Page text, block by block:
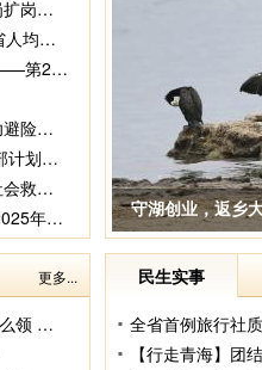
青海四部门联合出台失业保险稳岗扩岗新政
5年攻坚目标确定 至2030年，全省人均预期寿命达到76.8岁
用脚步丈量高原 以智慧点亮未来——第26批来青博士服务团“三进”及服务基层活动综述
化隆谢家滩乡拉扎村滑坡灾害成功避险入选2025年度全国十个成功避险典型案例
青海省2026年大学生志愿服务西部计划志愿者出征仪式举行
省民政厅开展《中华人民共和国社会救助法》集中宣传活动
超九成争议在行政复议阶段化解 2025年度青海省行政复议工作白皮书发布
守湖创业，返乡
更多...
每月最高800元的养老服务补贴怎么领 实用申领指南来了
民生实事
【行走青海】团